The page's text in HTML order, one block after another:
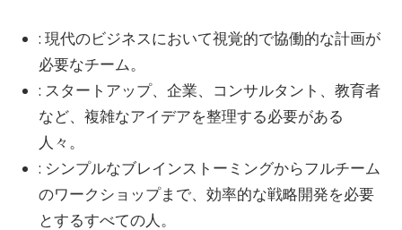
: 現代のビジネスにおいて視覚的で協働的な計画が
必要なチーム。
: スタートアップ、企業、コンサルタント、教育者
など、複雑なアイデアを整理する必要がある
人々。
: シンプルなブレインストーミングからフルチーム
のワークショップまで、効率的な戦略開発を必要
とするすべての人。